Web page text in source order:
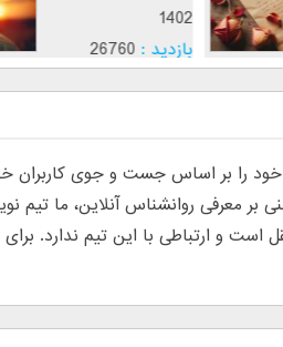
بازدید :
26760
بر اساس جست و جوی کاربران
با این تیم ندارد. برای